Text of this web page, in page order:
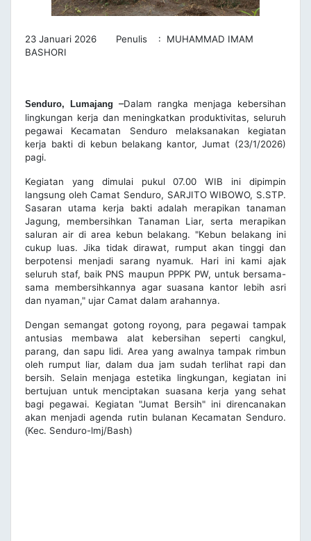
23 Januari 2026 Penulis : MUHAMMAD IMAM
BASHORI
Senduro, Lumajang –Dalam rangka menjaga kebersihan
lingkungan kerja dan meningkatkan produktivitas, seluruh
pegawai Kecamatan Senduro melaksanakan kegiatan
kerja bakti di kebun belakang kantor, Jumat (23/1/2026)
pagi.
Kegiatan yang dimulai pukul 07.00 WIB ini dipimpin
langsung oleh Camat Senduro, SARJITO WIBOWO, S.STP.
Sasaran utama kerja bakti adalah merapikan tanaman
Jagung, membersihkan Tanaman Liar, serta merapikan
saluran air di area kebun belakang. "Kebun belakang ini
cukup luas. Jika tidak dirawat, rumput akan tinggi dan
berpotensi menjadi sarang nyamuk. Hari ini kami ajak
seluruh staf, baik PNS maupun PPPK PW, untuk bersama-
sama membersihkannya agar suasana kantor lebih asri
dan nyaman," ujar Camat dalam arahannya.
Dengan semangat gotong royong, para pegawai tampak
antusias membawa alat kebersihan seperti cangkul,
parang, dan sapu lidi. Area yang awalnya tampak rimbun
oleh rumput liar, dalam dua jam sudah terlihat rapi dan
bersih. Selain menjaga estetika lingkungan, kegiatan ini
bertujuan untuk menciptakan suasana kerja yang sehat
bagi pegawai. Kegiatan "Jumat Bersih" ini direncanakan
akan menjadi agenda rutin bulanan Kecamatan Senduro.
(Kec. Senduro-lmj/Bash)